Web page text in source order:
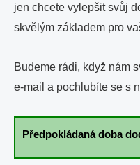
jen chcete vylepšit svůj
skvělým základem pro
Budeme rádi, když nám
e-mail a pochlubíte se s
Předpokládaná doba